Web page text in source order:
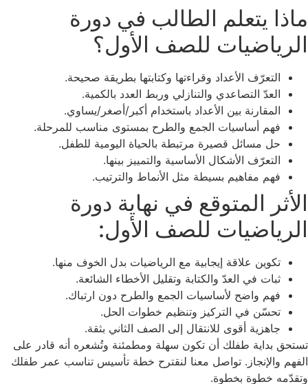
ماذا يتعلم الطالب في دورة
الرياضيات للصف الأول؟
التعرّف الأعداد وقراءتها وكتابتها بطريقة صحيحة.
العدّ التصاعدي والتنازلي وربط العدد بالكمية.
المقارنة بين الأعداد باستخدام أكبر/أصغر/يساوي.
فهم أساسيات الجمع والطرح بمستوى مناسب للمرحلة.
حل مسائل قصيرة مرتبطة بالحياة اليومية للطفل.
التعرّف الأشكال الأساسية والتمييز بينها.
فهم مفاهيم بسيطة مثل الأنماط والترتيب.
الأثر المتوقع في نهاية دورة
الرياضيات للصف الأول:
تكوين علاقة إيجابية مع الرياضيات بدل الخوف منها.
ثبات في العدّ والكتابة وتقليل الأخطاء الشائعة.
فهم واضح لأساسيات الجمع والطرح دون ارتباك.
تحسّن في التركيز وتنظيم خطوات الحل.
جاهزية أقوى للانتقال إلى الصف الثاني بثقة.
تستحق بداية طفلك أن تكون سهلة ومطمئنة وتُشعره أنه قادر على
الفهم والإنجاز. تواصل معنا لنقترح خطة تأسيس تناسب عمر طفلك
وتقدّمه خطوة بخطوة.